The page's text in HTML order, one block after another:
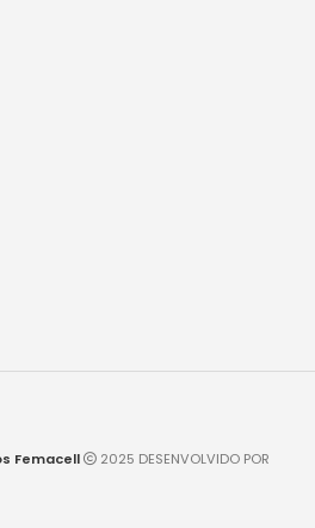
Femacell 2025 DESENVOLVIDO POR